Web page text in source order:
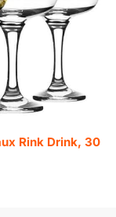
Rink Drink, 30